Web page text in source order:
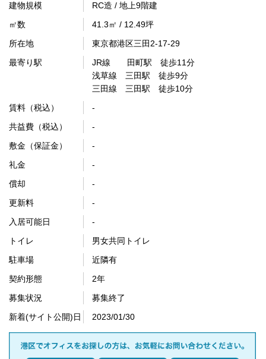
建物規模
RC造 / 地上9階建
㎡数
41.3㎡ / 12.49坪
所在地
東京都港区三田2-17-29
最寄り駅
JR線 田町駅 徒歩11分
浅草線 三田駅 徒歩9分
三田線 三田駅 徒歩10分
賃料（税込）
-
共益費（税込）
-
敷金（保証金）
-
礼金
-
償却
-
更新料
-
入居可能日
-
トイレ
男女共同トイレ
駐車場
近隣有
契約形態
2年
募集状況
募集終了
新着(サイト公開)日
2023/01/30